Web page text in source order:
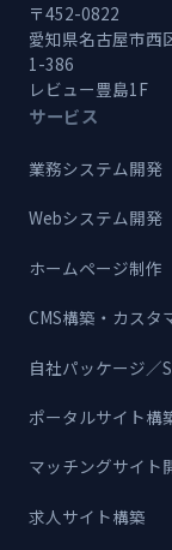
〒452-0822
愛知県名古屋市西
1-386
レビュー豊島1F
サービス
業務システム開発
Webシステム開発
ホームページ制作
CMS構築・カスタ
自社パッケージ／
ポータルサイト構
マッチングサイト
求人サイト構築